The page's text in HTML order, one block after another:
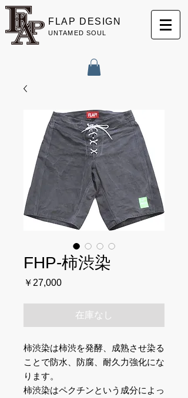
FLAP DESIGN
​UNTAMED SOUL
FHP-柿渋染
￥27,000価
在庫なし
柿渋染は柿渋を発酵、成熟させ染る
ことで防水、防腐、耐久力強化にな
ります。
柿渋染はペクチンという成分によっ